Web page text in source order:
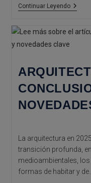
Continuar Leyendo
La
La arquitectura en
transición profunda,
medioambientales,
formas de habitar y